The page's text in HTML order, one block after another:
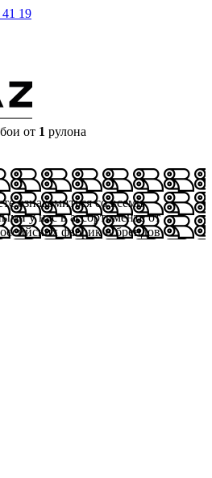
19
от 1 рулона
ознакомиться со всеми
у нас в ассортименте от
фабрик и брендов